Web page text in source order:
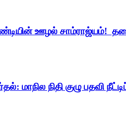
ஊழல் சாம்ராஜ்யம்!
மாநில நிதி குழு பதவி